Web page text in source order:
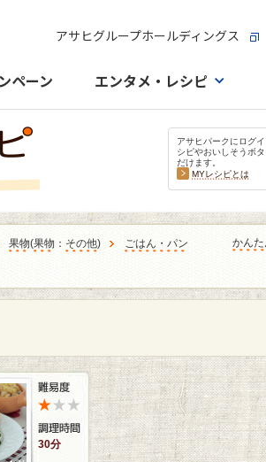
アサヒグループホールディングス
ペーン エンタメ・レシピ
アサヒパークにログ
シピやおいしそうボ
だけます。
MYレシピとは
果物(果物 ： その他)
ごはん・パン
かんた
30分